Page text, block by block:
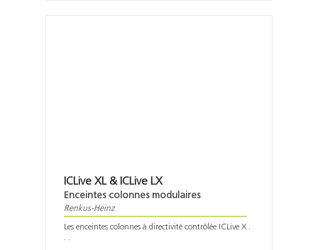
ICLive XL & ICLive LX
Enceintes colonnes modulaires
Renkus-Heinz
Les enceintes colonnes à directivité contrôlée ICLive X .
. .